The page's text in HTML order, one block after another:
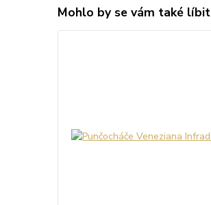
Mohlo by se vám také líbit